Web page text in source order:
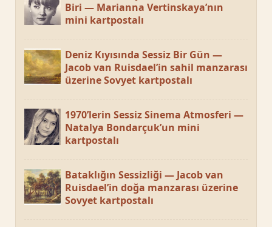
Biri — Marianna Vertinskaya’nın
mini kartpostalı
Deniz Kıyısında Sessiz Bir Gün —
Jacob van Ruisdael’in sahil manzarası
üzerine Sovyet kartpostalı
1970’lerin Sessiz Sinema Atmosferi —
Natalya Bondarçuk’un mini
kartpostalı
Bataklığın Sessizliği — Jacob van
Ruisdael’in doğa manzarası üzerine
Sovyet kartpostalı